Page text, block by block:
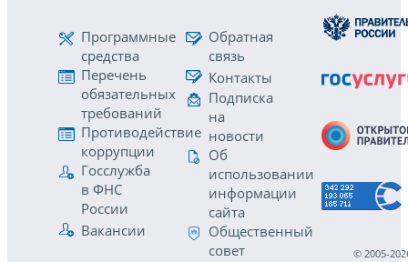
Программные
средства
Перечень
обязательных
требований
Противодействие
коррупции
Госслужба
в ФНС
России
Вакансии
Обратная
связь
Контакты
Подписка
на
новости
Об
использовании
информации
сайта
Общественный
совет
© 2005-